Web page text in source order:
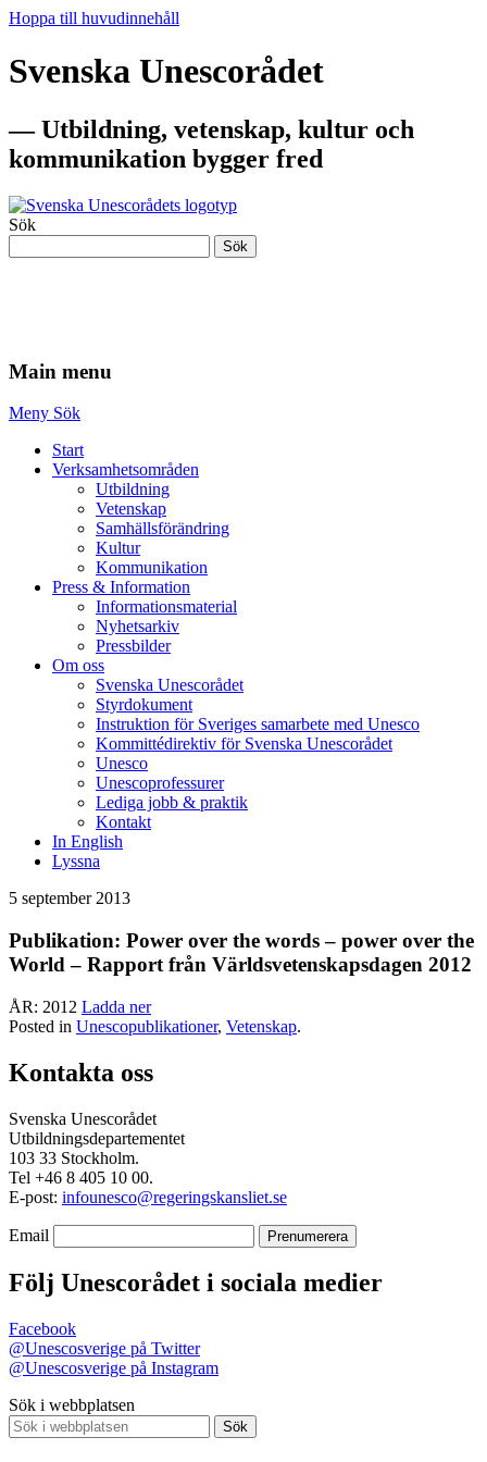
Hoppa till huvudinnehåll
Svenska Unescorådet
— Utbildning, vetenskap, kultur och
kommunikation bygger fred
Sök
Sök
Main menu
Meny Sök
Start
Verksamhetsområden
Utbildning
Vetenskap
Samhällsförändring
Kultur
Kommunikation
Press & Information
Informationsmaterial
Nyhetsarkiv
Pressbilder
Om oss
Svenska Unescorådet
Styrdokument
Instruktion för Sveriges samarbete med Unesco
Kommittédirektiv för Svenska Unescorådet
Unesco
Unescoprofessurer
Lediga jobb & praktik
Kontakt
In English
Lyssna
5 september 2013
Publikation: Power over the words – power over the
World – Rapport från Världsvetenskapsdagen 2012
ÅR: 2012 Ladda ner
Posted in Unescopublikationer, Vetenskap.
Kontakta oss
Svenska Unescorådet
Utbildningsdepartementet
103 33 Stockholm.
Tel +46 8 405 10 00.
E-post: infounesco@regeringskansliet.se
Email
Följ Unescorådet i sociala medier
Facebook
@Unescosverige på Twitter
@Unescosverige på Instagram
Sök i webbplatsen
Sök